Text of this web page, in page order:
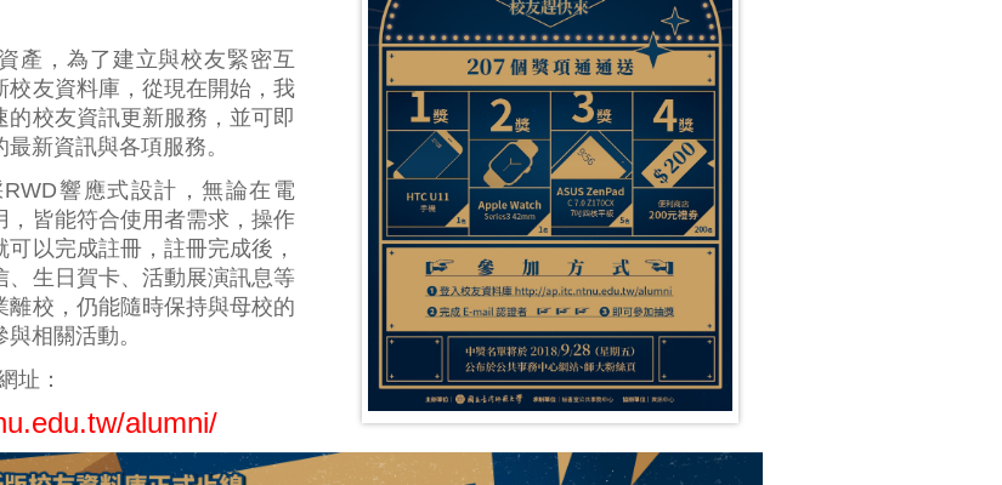
產，為了建立與校友緊密互
校友資料庫，從現在開始，我
的校友資訊更新服務，並可即
新資訊與各項服務。
響應式設計，無論在電
，皆能符合使用者需求，操作
以完成註冊，註冊完成後，
、生日賀卡、活動展演訊息等
離校，仍能隨時保持與母校的
相關活動。
址：
alumni/